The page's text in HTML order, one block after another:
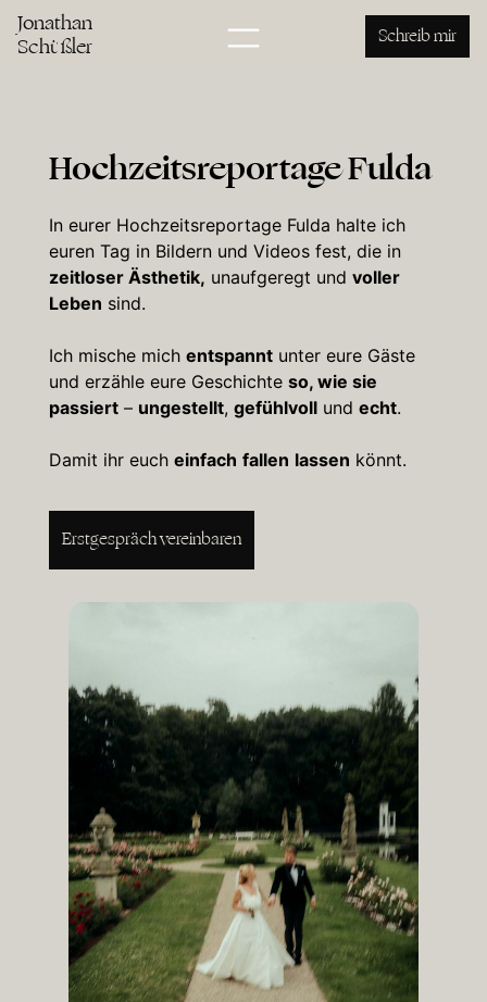
Jonathan
Schüßler Schreib mir
Hochzeitsreportage Fulda
In eurer Hochzeitsreportage Fulda halte ich
euren Tag in Bildern und Videos fest, die in
zeitloser Ästhetik, unaufgeregt und voller
Leben sind.
Ich mische mich entspanntunter eure Gäste
und erzähle eure Geschichte so, wie sie
passiert– ungestellt, gefühlvollund echt.
Damit ihr euch einfach fallen lassen könnt.
Erstgespräch vereinbaren